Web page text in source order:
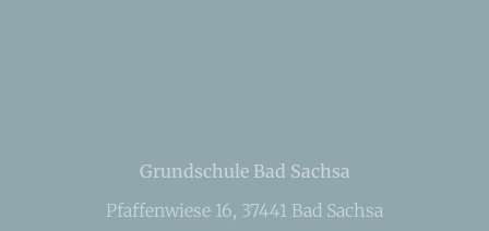
Grundschule Bad Sachsa
Pfaffenwiese 16, 37441 Bad Sachsa